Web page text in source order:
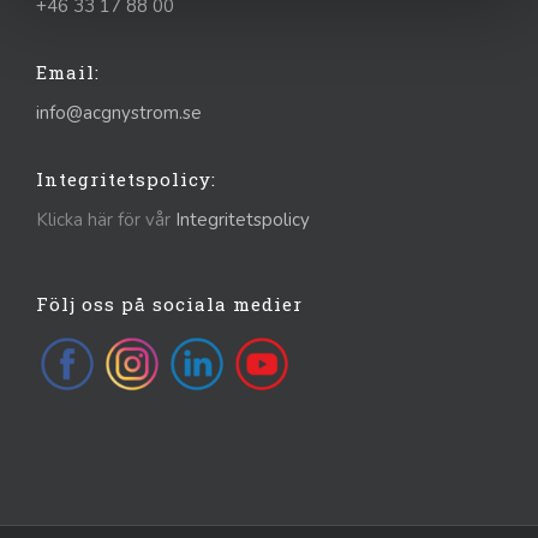
+46 33 17 88 00
Email:
info@acgnystrom.se
Integritetspolicy:
Klicka här för vår Integritetspolicy
Följ oss på sociala medier